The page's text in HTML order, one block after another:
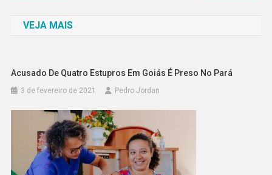
Post
VEJA MAIS
Acusado De Quatro Estupros Em Goiás É Preso No Pará
3 de fevereiro de 2021 Pedro Jordan